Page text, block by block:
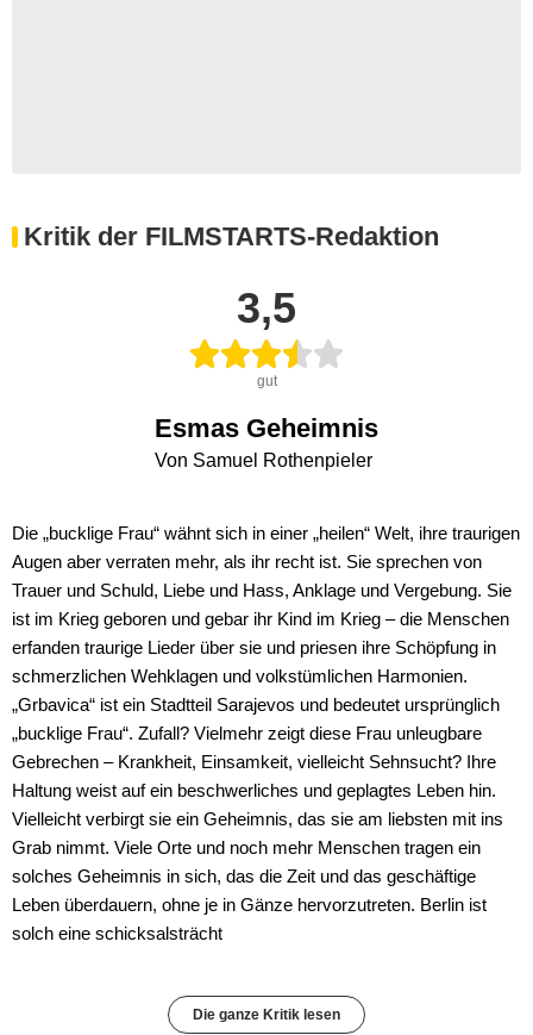
Kritik der FILMSTARTS-Redaktion
3,5
gut
Esmas Geheimnis
Von Samuel Rothenpieler
Die „bucklige Frau“ wähnt sich in einer „heilen“ Welt, ihre traurigen
Augen aber verraten mehr, als ihr recht ist. Sie sprechen von
Trauer und Schuld, Liebe und Hass, Anklage und Vergebung. Sie
ist im Krieg geboren und gebar ihr Kind im Krieg – die Menschen
erfanden traurige Lieder über sie und priesen ihre Schöpfung in
schmerzlichen Wehklagen und volkstümlichen Harmonien.
„Grbavica“ ist ein Stadtteil Sarajevos und bedeutet ursprünglich
„bucklige Frau“. Zufall? Vielmehr zeigt diese Frau unleugbare
Gebrechen – Krankheit, Einsamkeit, vielleicht Sehnsucht? Ihre
Haltung weist auf ein beschwerliches und geplagtes Leben hin.
Vielleicht verbirgt sie ein Geheimnis, das sie am liebsten mit ins
Grab nimmt. Viele Orte und noch mehr Menschen tragen ein
solches Geheimnis in sich, das die Zeit und das geschäftige
Leben überdauern, ohne je in Gänze hervorzutreten. Berlin ist
solch eine schicksalsträcht
Die ganze Kritik lesen